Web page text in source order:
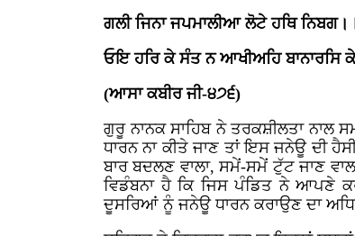
ਗਲੀ ਜਿਨਾ ਜਪਮਾਲੀਆ ਲੋਟੇ ਹਥਿ
ਓਇ ਹਰਿ ਕੇ ਸੰਤ ਨ ਆਖੀਅਹਿ ਬਾਨਾਰਸਿ
(ਆਸਾ ਕਬੀਰ ਜੀ-੪੭੬)
ਗੁਰੂ ਨਾਨਕ ਸਾਹਿਬ ਨੇ ਤਰਕਸ਼ੀਲਤਾ ਨਾਲ
ਧਾਰਨ ਨਾ ਕੀਤੇ ਜਾਣ ਤਾਂ ਇਸ ਜਨੇਊ ਦੀ
ਬਾਰ ਬਦਲਣ ਵਾਲਾ, ਸਮੇਂ-ਸਮੇਂ ਟੁੱਟ ਜਾਣ
ਵਿਡੰਬਨਾ ਹੈ ਕਿ ਜਿਸ ਪੰਡਿਤ ਨੇ ਆਪਣੇ
ਦੂਸਰਿਆਂ ਨੂੰ ਜਨੇਊ ਧਾਰਨ ਕਰਾਉਣ ਦਾ